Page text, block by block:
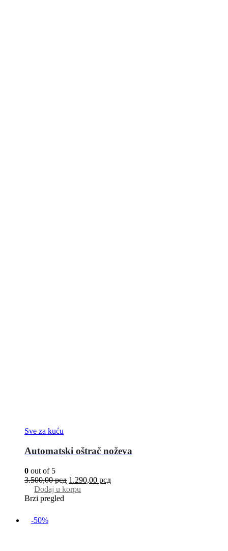
Sve za kuću
Automatski oštrač noževa
0 out of 5
3.500,00рсд 1.290,00 рсд
Dodaj u korpu
Brzi pregled
-50%